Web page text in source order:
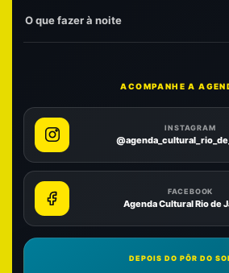
O que fazer à noite
ACOMPANHE A
INSTAGRAM
FACEBOOK
Agenda Cultural Rio de
DEPOIS DO PÔR DO